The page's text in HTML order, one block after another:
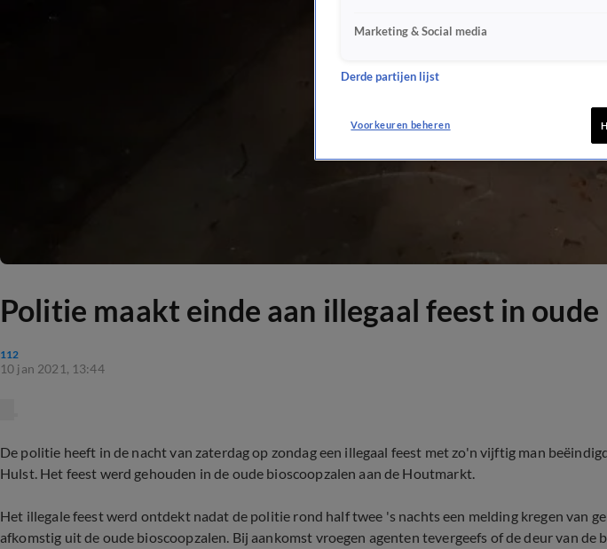
Politie maakt einde aan illegaal feest in
112
10 jan 2021, 13:44
De politie heeft in de nacht van zaterdag op zondag een illegaal feest met zo'n vijftig man
Hulst. Het feest werd gehouden in de oude bioscoopzalen aan de Houtmarkt.
Het illegale feest werd ontdekt nadat de politie rond half twee 's nachts een melding kregen van
afkomstig uit de oude bioscoopzalen. Bij aankomst vroegen agenten tevergeefs of de deur van de
Marketing & Social media
Derde partijen lijst
Voorkeuren beheren